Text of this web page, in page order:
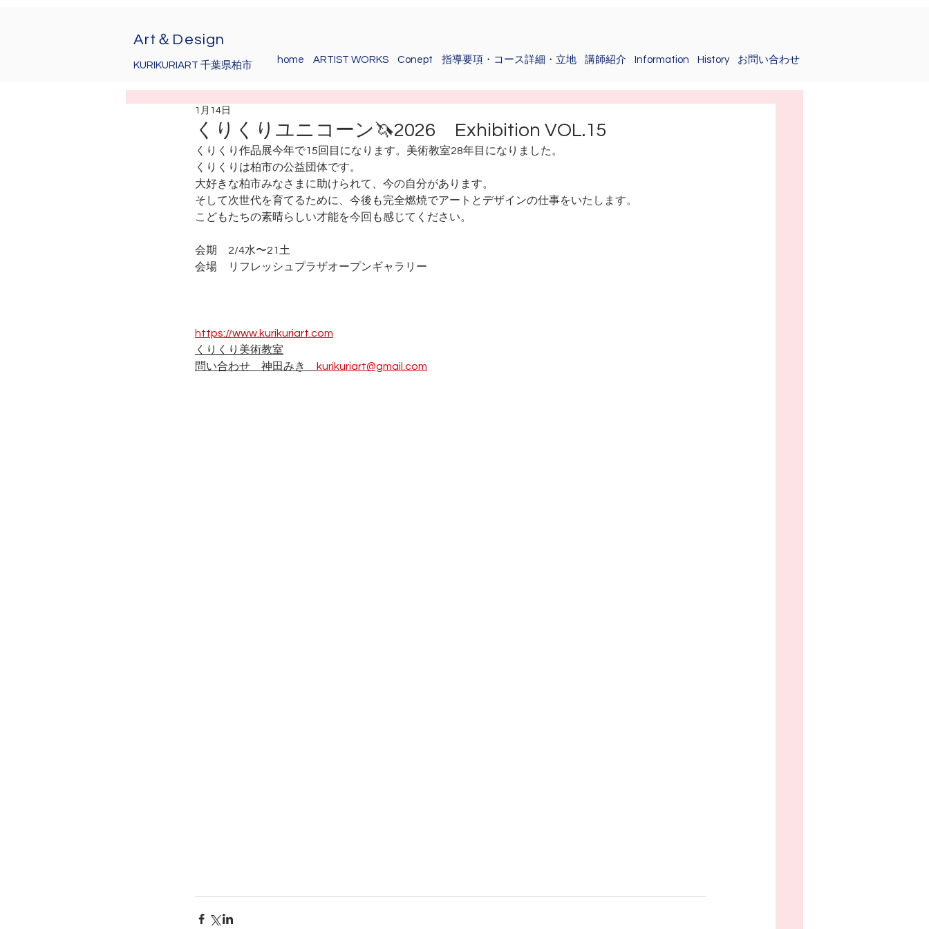
Art＆Design
KURIKURIART 千葉県柏市
home ARTIST WORKS Conept 指導要項・コース詳細・立地 講師紹介 Information History お問い合わせ
くりくりユニコーン🦄2026 Exhibition VOL.15
1月14日
くりくり作品展今年で15回目になります。美術教室28年目になりました。
くりくりは柏市の公益団体です。
大好きな柏市みなさまに助けられて、今の自分があります。
そして次世代を育てるために、今後も完全燃焼でアートとデザインの仕事をいたします。
こどもたちの素晴らしい才能を今回も感じてください。
会期　2/4水〜21土
会場　リフレッシュプラザオープンギャラリー
https://www.kurikuriart.com
くりくり美術教室
問い合わせ　神田みき
kurikuriart@gmail.com